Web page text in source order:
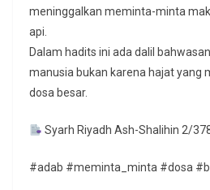
meninggalkan meminta-minta
api.
Dalam hadits ini ada dalil
manusia bukan karena hajat yang
dosa besar.
Syarh Riyadh Ash-Shalihin 2/
#adab #meminta_minta #dosa